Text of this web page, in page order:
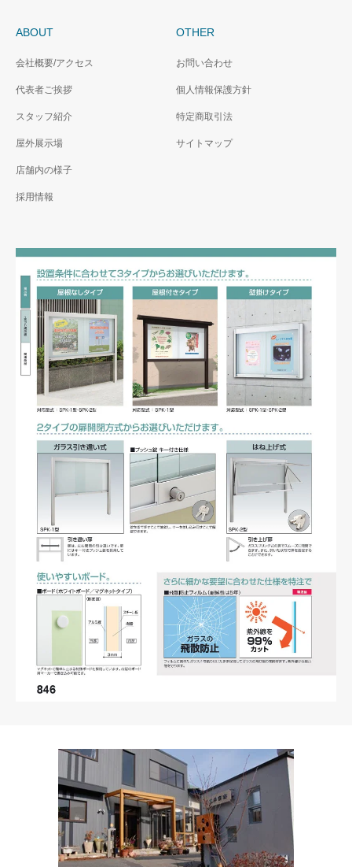
ABOUT
会社概要/アクセス
代表者ご挨拶
スタッフ紹介
屋外展示場
店舗内の様子
採用情報
OTHER
お問い合わせ
個人情報保護方針
特定商取引法
サイトマップ